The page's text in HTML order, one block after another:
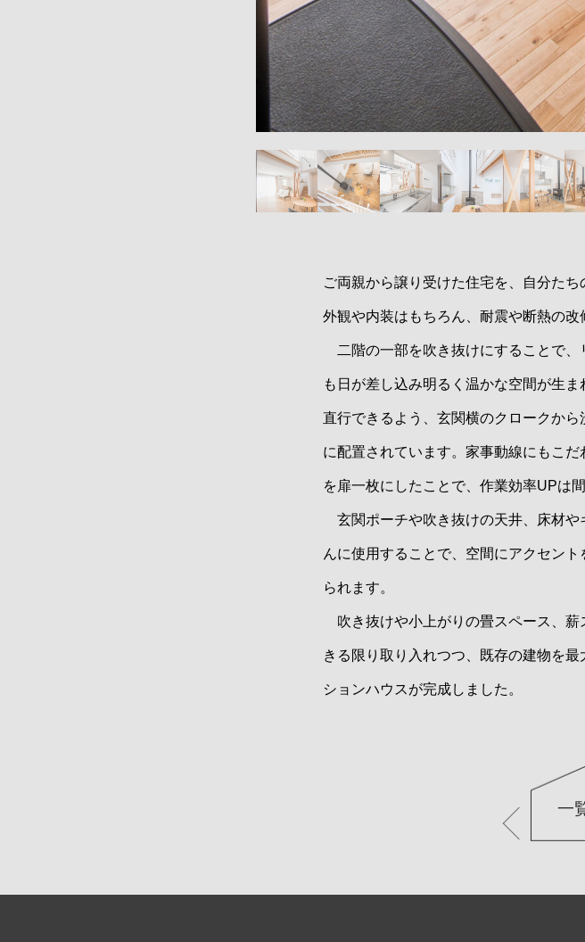
ご両親から譲り受けた住宅を、自分た
外観や内装はもちろん、耐震や断熱の改
二階の一部を吹き抜けにすることで、
も日が差し込み明るく温かな空間が生
直行できるよう、玄関横のクロークか
に配置されています。家事動線にもこ
を扉一枚にしたことで、作業効率UPは間
玄関ポーチや吹き抜けの天井、床材や
んに使用することで、空間にアクセン
られます。
吹き抜けや小上がりの畳スペース、薪
きる限り取り入れつつ、既存の建物を
ションハウスが完成しました。
一